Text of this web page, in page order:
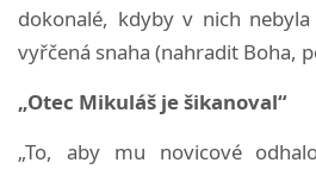
dokonalé, kdyby v nich
vyřčená snaha (nahradit Boha,
„Otec Mikuláš je šikanoval“
„To, aby mu novicové